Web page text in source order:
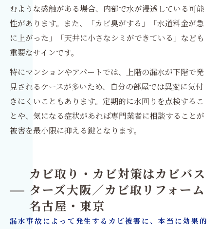
むような感触がある場合、内部で水が浸透している可能
性があります。また、「カビ臭がする」「水道料金が急
に上がった」「天井に小さなシミができている」なども
重要なサインです。
特にマンションやアパートでは、上階の漏水が下階で発
見されるケースが多いため、自分の部屋では異変に気付
きにくいこともあります。定期的に水回りを点検するこ
とや、気になる症状があれば専門業者に相談することが
被害を最小限に抑える鍵となります。
カビ取り・カビ対策はカビバス
ターズ大阪／カビ取リフォーム
名古屋・東京
漏水事故によって発生するカビ被害に、本当に効果的